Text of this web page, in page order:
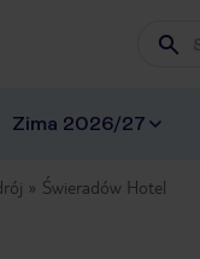
Zima 2026/27
Świeradów Hotel